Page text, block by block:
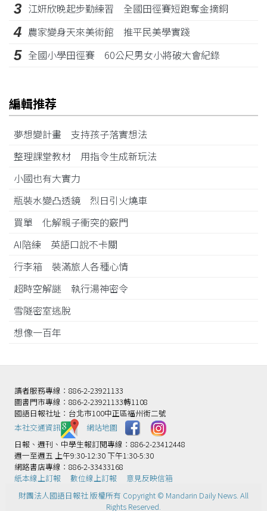
3 江姸欣晚起步勤練習 全國田徑賽短跑奪金摘銅
4 農家變身天來美術館 推平民美學實踐
5 全國小學田徑賽 60公尺男女小將破大會紀錄
編輯推荐
夢想變計畫 支持孩子落實想法
整理課堂教材 用指令生成新玩法
小國也有大實力
瓶裝水變凸透鏡 烈日引火燒車
買單 化解親子衝突的竅門
AI陪練 英語口說不卡關
行李箱 裝滿旅人各種心情
超時空解謎 執行湯神密令
雪隧密室逃脫
想像一百年
讀者服務專線：886-2-23921133
圖書門市專線：886-2-23921133轉1108
國語日報社址：台北市100中正區福州街二號
本社交通資訊️
網站地圖
日報、週刊、中學生報訂閱專線：886-2-23412448
週一至週五 上午9:30-12:30 下午1:30-5:30
網路書店專線：886-2-33433168
紙本線上訂報
數位線上訂報
意見反映信箱
財團法人國語日報社 版權所有 Copyright © Mandarin Daily News. All
Rights Reserved.